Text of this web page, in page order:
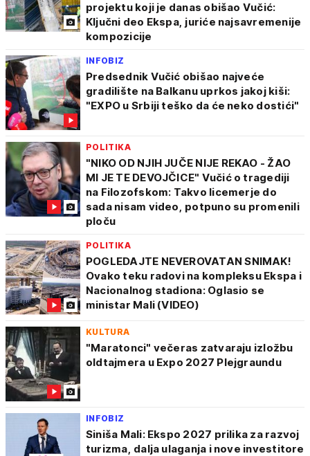
projektu koji je danas obišao Vučić:
Ključni deo Ekspa, juriće najsavremenije
kompozicije
INFOBIZ
Predsednik Vučić obišao najveće
gradilište na Balkanu uprkos jakoj kiši:
"EXPO u Srbiji teško da će neko dostići"
POLITIKA
"NIKO OD NJIH JUČE NIJE REKAO - ŽAO
MI JE TE DEVOJČICE" Vučić o tragediji
na Filozofskom: Takvo licemerje do
sada nisam video, potpuno su promenili
ploču
POLITIKA
POGLEDAJTE NEVEROVATAN SNIMAK!
Ovako teku radovi na kompleksu Ekspa i
Nacionalnog stadiona: Oglasio se
ministar Mali (VIDEO)
KULTURA
"Maratonci" večeras zatvaraju izložbu
oldtajmera u Expo 2027 Plejgraundu
INFOBIZ
Siniša Mali: Ekspo 2027 prilika za razvoj
turizma, dalja ulaganja i nove investitore